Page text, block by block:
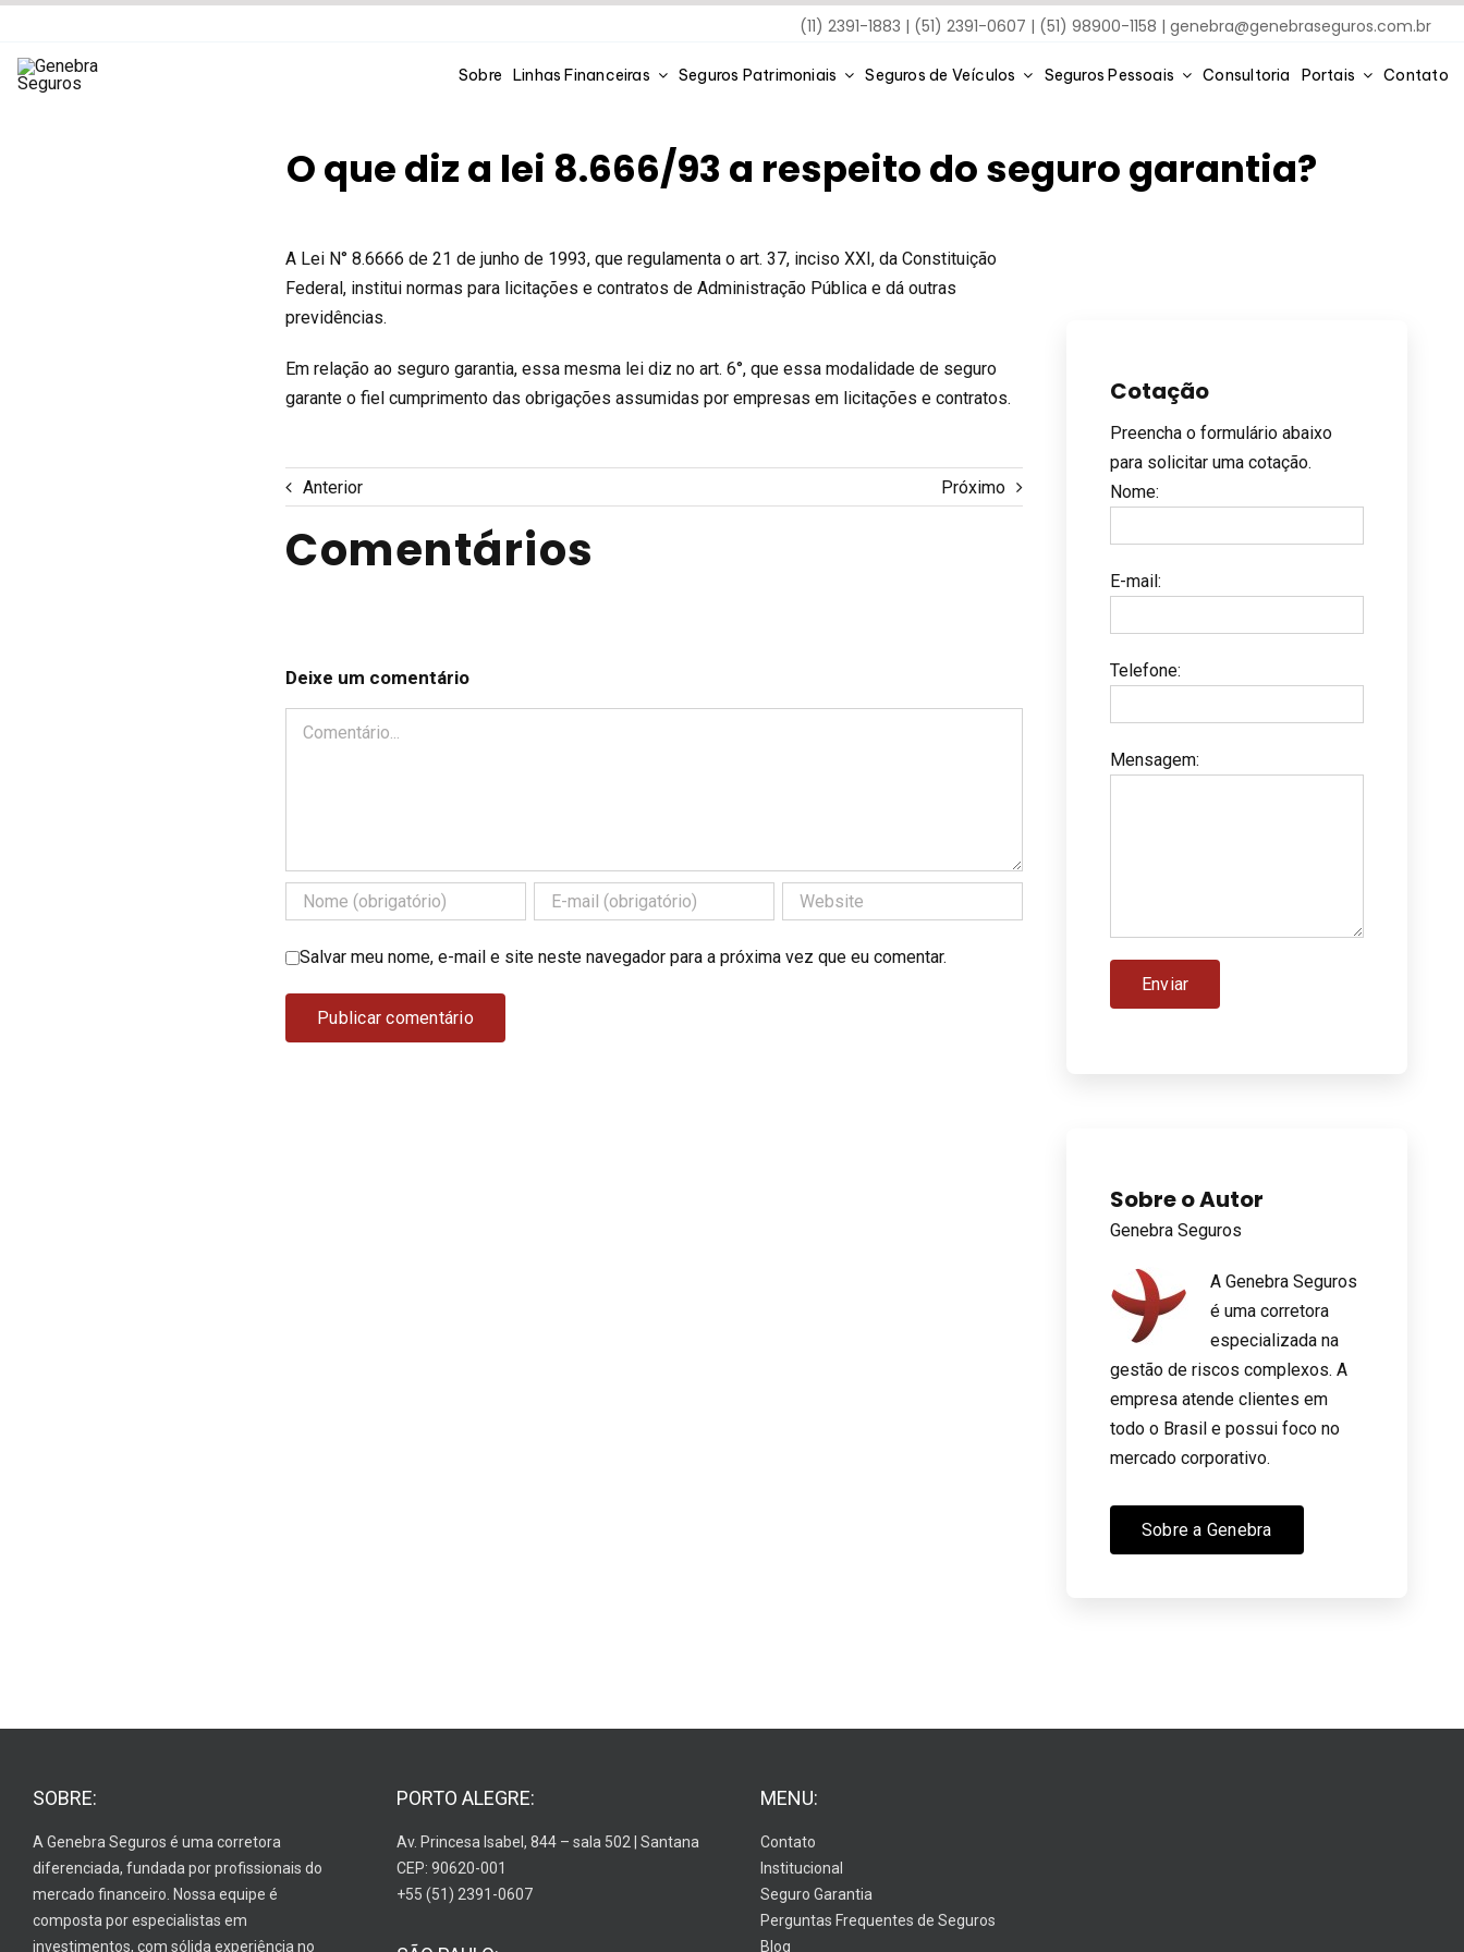
(11) 2391-1883 | (51) 2391-0607 | (51) 98900-1158 |genebra@genebraseguros.com.br
Sobre Linhas Financeiras Seguros Patrimoniais Seguros de Veículos Seguros Pessoais Consultoria Portais Contato
O que diz a lei 8.666/93 a respeito do seguro garantia?
A Lei N° 8.6666 de 21 de junho de 1993, que regulamenta o art. 37, inciso XXI, da Constituição
Federal, institui normas para licitações e contratos de Administração Pública e dá outras
previdências.
Em relação ao seguro garantia, essa mesma lei diz no art. 6°, que essa modalidade de seguro
garante o fiel cumprimento das obrigações assumidas por empresas em licitações e contratos.
Anterior Próximo
Comentários
Deixe um comentário
Comentário
Salvar meu nome, e-mail e site neste navegador para a próxima vez que eu comentar.
Cotação
Preencha o formulário abaixo
para solicitar uma cotação.
Nome:
E-mail:
Telefone:
Mensagem:
Sobre o Autor
Genebra Seguros
A Genebra Seguros
é uma corretora
especializada na
gestão de riscos complexos. A
empresa atende clientes em
todo o Brasil e possui foco no
mercado corporativo.
Sobre a Genebra
SOBRE:
A Genebra Seguros é uma corretora
diferenciada, fundada por profissionais do
mercado financeiro. Nossa equipe é
composta por especialistas em
investimentos, com sólida experiência no
PORTO ALEGRE:
Av. Princesa Isabel, 844 – sala 502 | Santana
CEP: 90620-001
+55 (51) 2391-0607
MENU:
Contato
Institucional
Seguro Garantia
Perguntas Frequentes de Seguros
Blog